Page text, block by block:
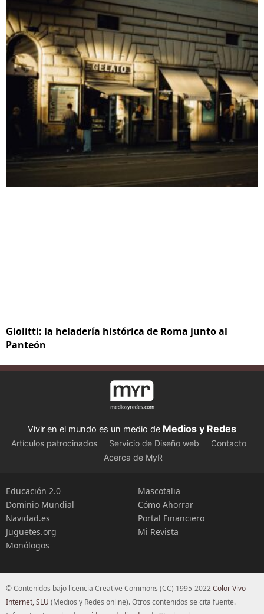
Giolitti: la heladería histórica de Roma junto al
Panteón
Vivir en el mundo es un medio de Medios y Redes
Artículos patrocinados Servicio de Diseño web
Contacto
Acerca de MyR
Educación 2.0
Dominio Mundial
Navidad.es
Juguetes.org
Monólogos
Mascotalia
Cómo Ahorrar
Portal Financiero
Mi Revista
© Contenidos bajo licencia Creative Commons (CC) 1995-2022Color Vivo
Internet, SLU (Medios y Redes online). Otros contenidos se cita fuente.